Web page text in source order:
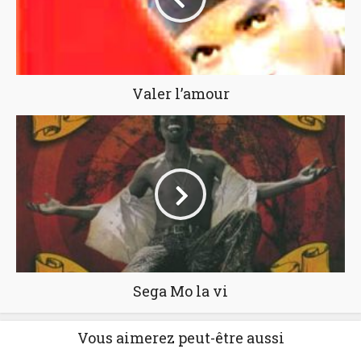
Valer l’amour
Sega Mo la vi
Vous aimerez peut-être aussi